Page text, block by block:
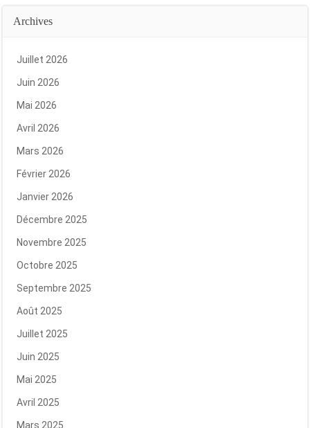
Archives
Juillet 2026
Juin 2026
Mai 2026
Avril 2026
Mars 2026
Février 2026
Janvier 2026
Décembre 2025
Novembre 2025
Octobre 2025
Septembre 2025
Août 2025
Juillet 2025
Juin 2025
Mai 2025
Avril 2025
Mars 2025